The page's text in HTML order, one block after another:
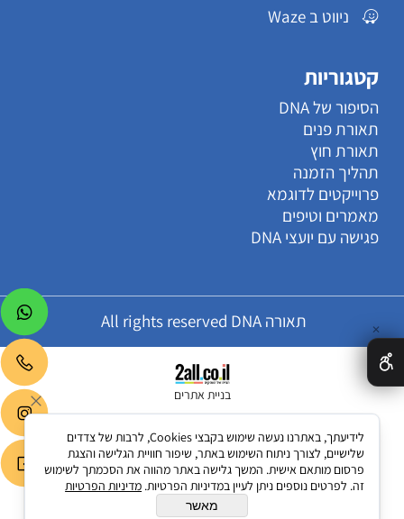
ניווט ב Waze
קטגוריות
הסיפור של DNA
תאורת פנים
תאורת חוץ
תהליך הזמנה
פרוייקטים לדוגמא
מאמרים וטיפים
פגישה עם יועצי DNA
תאורה All rights reserved DNA
בניית אתרים
✕
לידיעתך, באתרנו נעשה שימוש בקבצי Cookies, לרבות של צדדים
שלישיים, לצורך ניתוח השימוש באתר, שיפור חוויית הגלישה והצגת
פרסום מותאם אישית. המשך גלישה באתר מהווה את הסכמתך לשימוש
זה. לפרטים נוספים ניתן לעיין במדיניות הפרטיות. מדיניות הפרטיות
מאשר